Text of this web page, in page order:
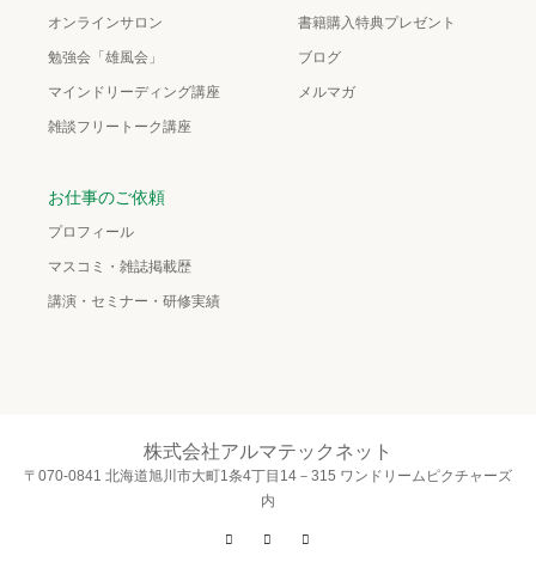
オンラインサロン
勉強会「雄風会」
マインドリーディング講座
雑談フリートーク講座
書籍購入特典プレゼント
ブログ
メルマガ
お仕事のご依頼
プロフィール
マスコミ・雑誌掲載歴
講演・セミナー・研修実績
株式会社アルマテックネット
〒070-0841 北海道旭川市大町1条4丁目14－315 ワンドリームピクチャーズ
内
Twitter
Facebook